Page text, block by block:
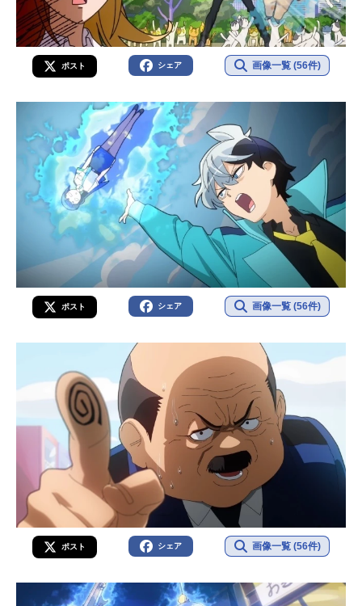
ポスト シェア 画像一覧 (56件)
ポスト シェア 画像一覧 (56件)
ポスト シェア 画像一覧 (56件)